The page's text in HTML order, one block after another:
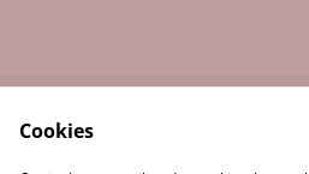
Politique de
Cookies